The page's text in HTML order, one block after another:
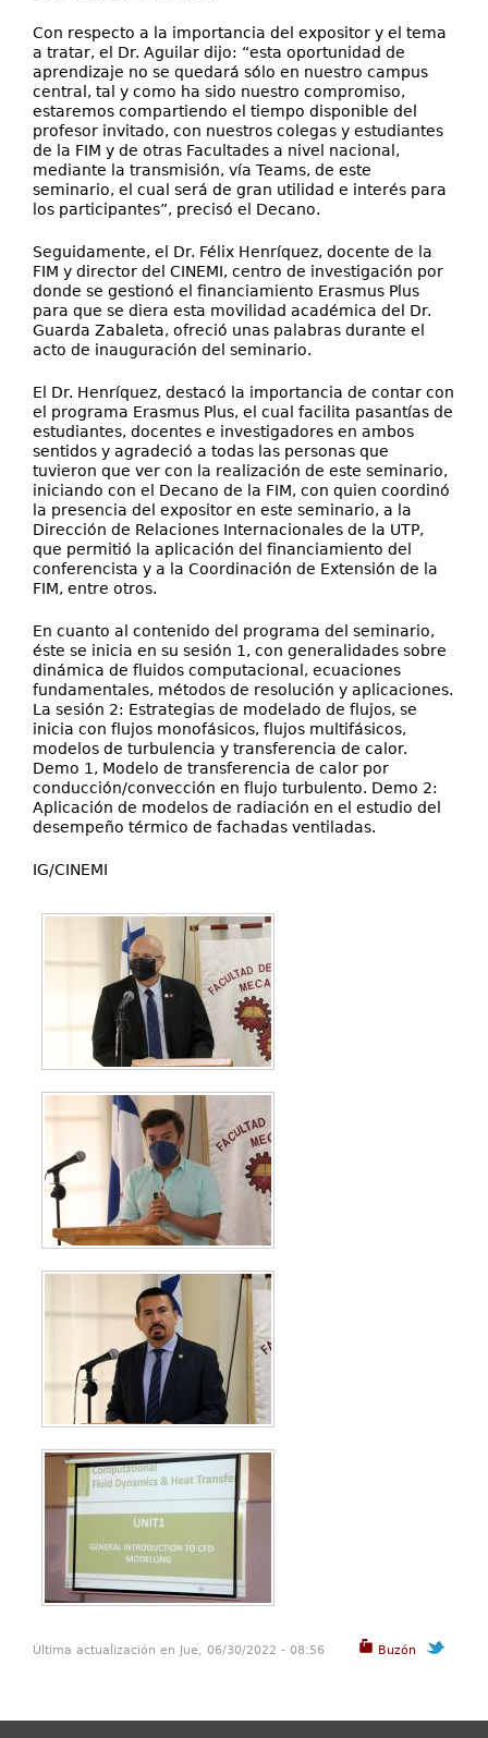
Con respecto a la importancia del expositor y el tema
a tratar, el Dr. Aguilar dijo: “esta oportunidad de
aprendizaje no se quedará sólo en nuestro campus
central, tal y como ha sido nuestro compromiso,
estaremos compartiendo el tiempo disponible del
profesor invitado, con nuestros colegas y estudiantes
de la FIM y de otras Facultades a nivel nacional,
mediante la transmisión, vía Teams, de este
seminario, el cual será de gran utilidad e interés para
los participantes”, precisó el Decano.
Seguidamente, el Dr. Félix Henríquez, docente de la
FIM y director del CINEMI, centro de investigación por
donde se gestionó el financiamiento Erasmus Plus
para que se diera esta movilidad académica del Dr.
Guarda Zabaleta, ofreció unas palabras durante el
acto de inauguración del seminario.
El Dr. Henríquez, destacó la importancia de contar con
el programa Erasmus Plus, el cual facilita pasantías de
estudiantes, docentes e investigadores en ambos
sentidos y agradeció a todas las personas que
tuvieron que ver con la realización de este seminario,
iniciando con el Decano de la FIM, con quien coordinó
la presencia del expositor en este seminario, a la
Dirección de Relaciones Internacionales de la UTP,
que permitió la aplicación del financiamiento del
conferencista y a la Coordinación de Extensión de la
FIM, entre otros.
En cuanto al contenido del programa del seminario,
éste se inicia en su sesión 1, con generalidades sobre
dinámica de fluidos computacional, ecuaciones
fundamentales, métodos de resolución y aplicaciones.
La sesión 2: Estrategias de modelado de flujos, se
inicia con flujos monofásicos, flujos multifásicos,
modelos de turbulencia y transferencia de calor.
Demo 1, Modelo de transferencia de calor por
conducción/convección en flujo turbulento. Demo 2:
Aplicación de modelos de radiación en el estudio del
desempeño térmico de fachadas ventiladas.
IG/CINEMI
Buzón
Última actualización en Jue, 06/30/2022 - 08:56